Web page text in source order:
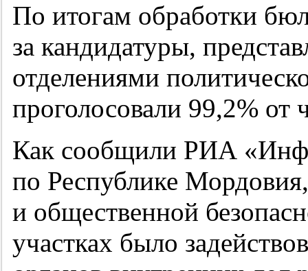
По итогам обработки
за кандидатуры,
отделениями
проголосовали 99,2% от
Как сообщили РИА
по Республике
и общественной
участках было